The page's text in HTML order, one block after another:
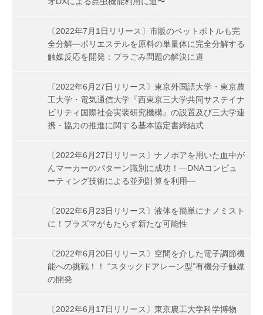
〔2022年7月1日リリース〕市販のペットボトルも完
全分解―ポリエステルを原料の単量体に完全分解する
触媒反応を開発：プラごみ問題の解決に道
〔2022年6月27日リリース〕東京外国語大学・東京農
工大学・電気通信大学『西東京三大学共同サステイナ
ビリティ国際社会実装研究機構』の設置及び三大学連
携・協力の推進に関する基本協定書締結式
〔2022年6月27日リリース〕ナノポアを用いた血中が
んマーカーのパターン識別に成功！―DNAコンピュ
ーティング技術による並列計算を利用―
〔2022年6月23日リリース〕液体を簡単にナノミスト
に！プラズマがもたらす新たな可能性
〔2022年6月20日リリース〕空間を介した電子調節機
能への挑戦！！ “スタックドアレーン型”有機分子触媒
の開発
〔2022年6月17日リリース〕東京農工大学科学博物